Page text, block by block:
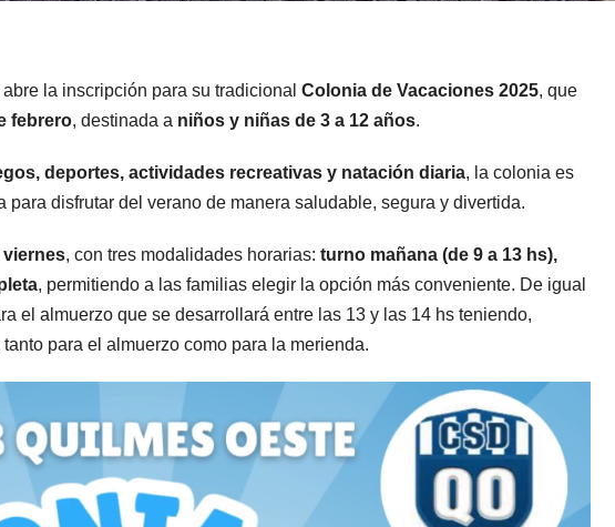
abre la inscripción para su tradicional Colonia de Vacaciones 2025, que
febrero, destinada a niños y niñas de 3 a 12 años.
deportes, actividades recreativas y natación diaria, la colonia es
disfrutar del verano de manera saludable, segura y divertida.
viernes, con tres modalidades horarias: turno mañana (de 9 a 13 hs),
, permitiendo a las familias elegir la opción más conveniente. De igual
el almuerzo que se desarrollará entre las 13 y las 14 hs teniendo,
para el almuerzo como para la merienda.